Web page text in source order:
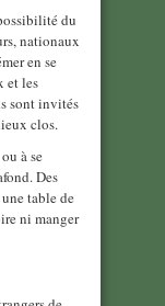
du
nationaux
en se
et les
sont invités
clos.
à se
Des
table de
ni manger